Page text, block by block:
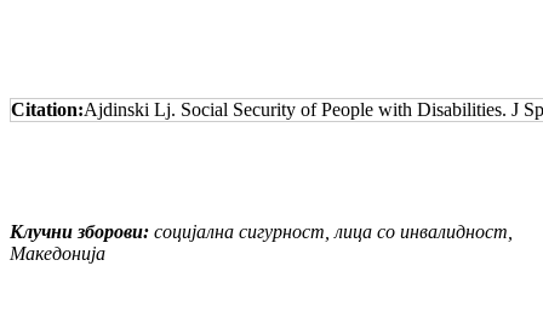
Citation:Ajdinski Lj. Social Security of People with Disabilities. J
Клучни зборови: социјална сигурност, лица со инвалидност,
Македонија